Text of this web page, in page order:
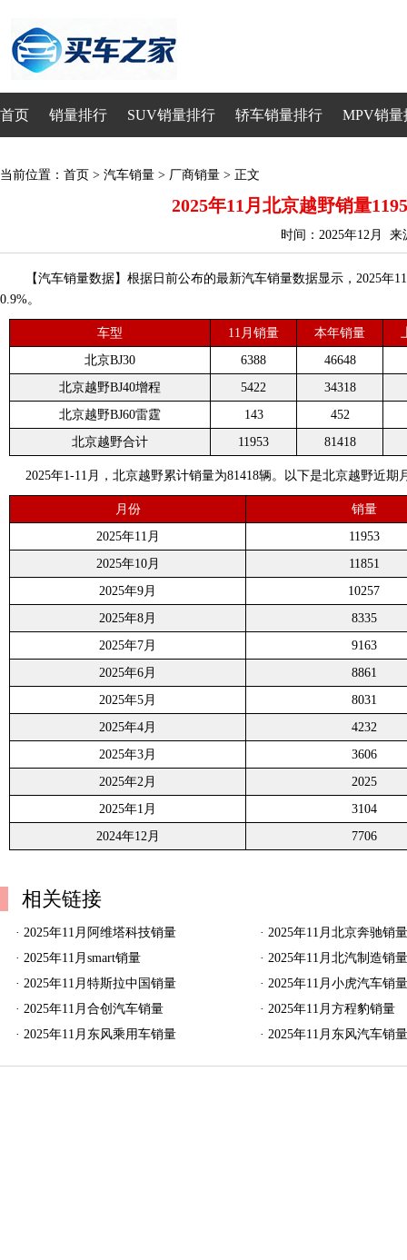
首页 销量排行 SUV销量排行 轿车销量排行 MPV销量
当前位置： 首页 > 汽车销量 > 厂商销量 > 正文
2025年11月北京越野销量
时间：2025年12月 来
【汽车销量数据】根据日前公布的最新汽车销量数据显示，2025年
0.9%。
车型 11月销量 本年销量
北京BJ30
6388
46648
北京越野BJ40增程
5422
34318
北京越野BJ60雷霆
143
452
北京越野合计
11953 81418
2025年1-11月，北京越野累计销量为81418辆。以下是北京越野近期
月份
销量
2025年11月
11953
2025年10月
11851
2025年9月
10257
2025年8月
8335
2025年7月
9163
2025年6月
8861
2025年5月
8031
2025年4月
4232
2025年3月
3606
2025年2月
2025
2025年1月
3104
2024年12月
7706
相关链接
· 2025年11月阿维塔科技销量 ·2025年11月北京奔驰销
· 2025年11月smart销量 ·2025年11月北汽制造销
· 2025年11月特斯拉中国销量 ·2025年11月小虎汽车销
· 2025年11月合创汽车销量 ·2025年11月方程豹销量
· 2025年11月东风乘用车销量 ·2025年11月东风汽车销